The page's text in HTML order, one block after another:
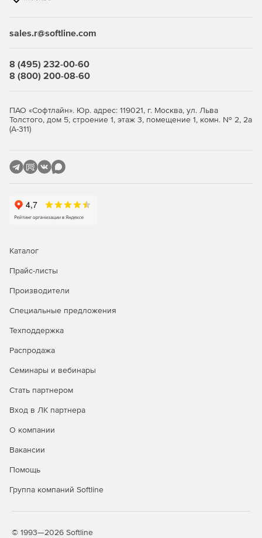
sales.r@softline.com
8 (495) 232-00-60
8 (800) 200-08-60
ПАО «Софтлайн». Юр. адрес: 119021, г. Москва, ул. Льва
Толстого, дом 5, строение 1, этаж 3, помещение 1, комн. № 2, 2а
(А-311)
Каталог
Прайс-листы
Производители
Специальные предложения
Техподдержка
Распродажа
Семинары и вебинары
Стать партнером
Вход в ЛК партнера
О компании
Вакансии
Помощь
Группа компаний Softline
© 1993—2026 Softline